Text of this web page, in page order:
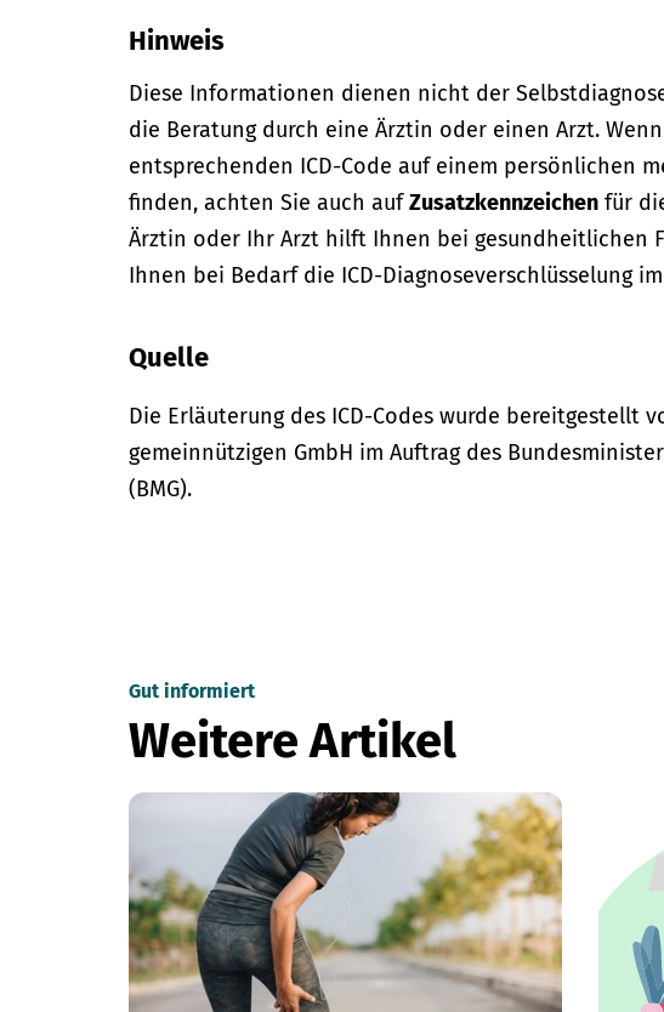
Hinweis
Diese Informationen dienen nicht der
die Beratung durch eine Ärztin oder einen Arzt.
entsprechenden ICD-Code auf einem persönlichen
finden, achten Sie auch aufZusatzkennzeichen für
Ärztin oder Ihr Arzt hilft Ihnen bei gesundheitlichen
Ihnen bei Bedarf die ICD-Diagnoseverschlüsselung
Quelle
Die Erläuterung des ICD-Codes wurde bereitgestellt
gemeinnützigen GmbH im Auftrag des
(BMG).
Gut informiert
Weitere Artikel